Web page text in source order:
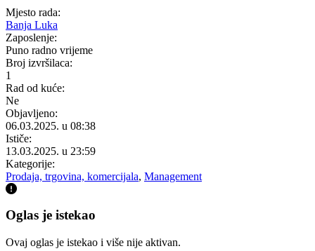
Mjesto rada:
Banja Luka
Zaposlenje:
Puno radno vrijeme
Broj izvršilaca:
1
Rad od kuće:
Ne
Objavljeno:
06.03.2025. u 08:38
Ističe:
13.03.2025. u 23:59
Kategorije:
Prodaja, trgovina, komercijala, Management
Oglas je istekao
Ovaj oglas je istekao i više nije aktivan.